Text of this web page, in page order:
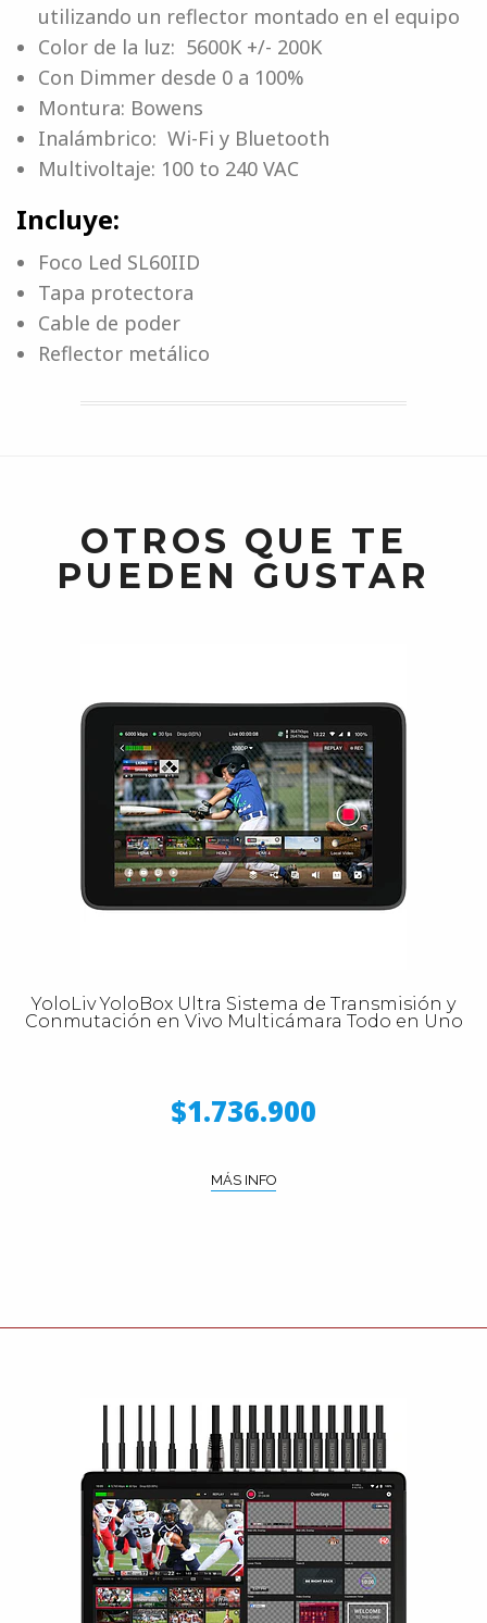
utilizando un reflector montado en el equipo
Color de la luz: 5600K +/- 200K
Con Dimmer desde 0 a 100%
Montura: Bowens
Inalámbrico: Wi-Fi y Bluetooth
Multivoltaje: 100 to 240 VAC
Incluye:
Foco Led SL60IID
Tapa protectora
Cable de poder
Reflector metálico
OTROS QUE TE
PUEDEN GUSTAR
YoloLiv YoloBox Ultra Sistema de Transmisión y
Conmutación en Vivo Multicámara Todo en Uno
$1.736.900
MÁS INFO